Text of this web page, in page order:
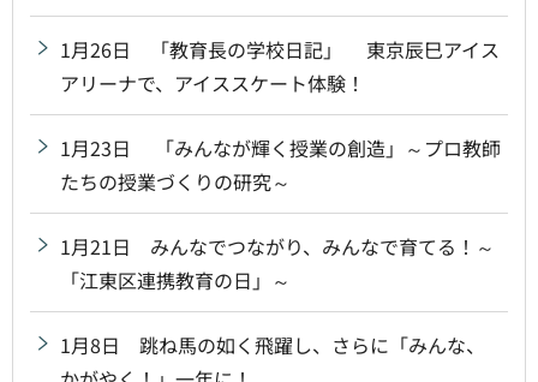
1月26日 「教育長の学校日記」 東京辰巳アイス
アリーナで、アイススケート体験！
1月23日 「みんなが輝く授業の創造」～プロ教師
たちの授業づくりの研究～
1月21日 みんなでつながり、みんなで育てる！～
「江東区連携教育の日」～
1月8日 跳ね馬の如く飛躍し、さらに「みんな、